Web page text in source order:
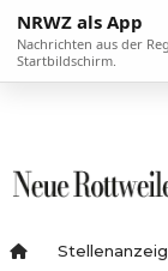
NRWZ als App
Nachrichten aus der
Startbildschirm.